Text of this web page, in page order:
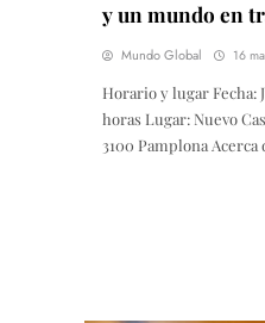
y un mundo en
Mundo Global 16
Horario y lugar Fecha:
horas Lugar: Nuevo
3100 Pamplona